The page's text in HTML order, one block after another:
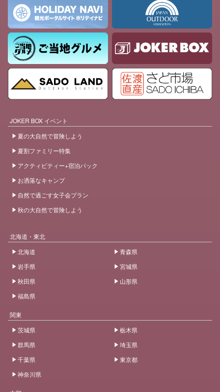
JOKER BOX イベント
夏の大自然で冒険しよう
夏割ファミリー特集
アクティビティー+宿泊パック
お洒落なキャンプ
自然で過ごす女子会プラン
秋の大自然で冒険しよう
北海道・東北
北海道
青森県
岩手県
宮城県
秋田県
山形県
福島県
関東
茨城県
栃木県
群馬県
埼玉県
千葉県
東京都
神奈川県